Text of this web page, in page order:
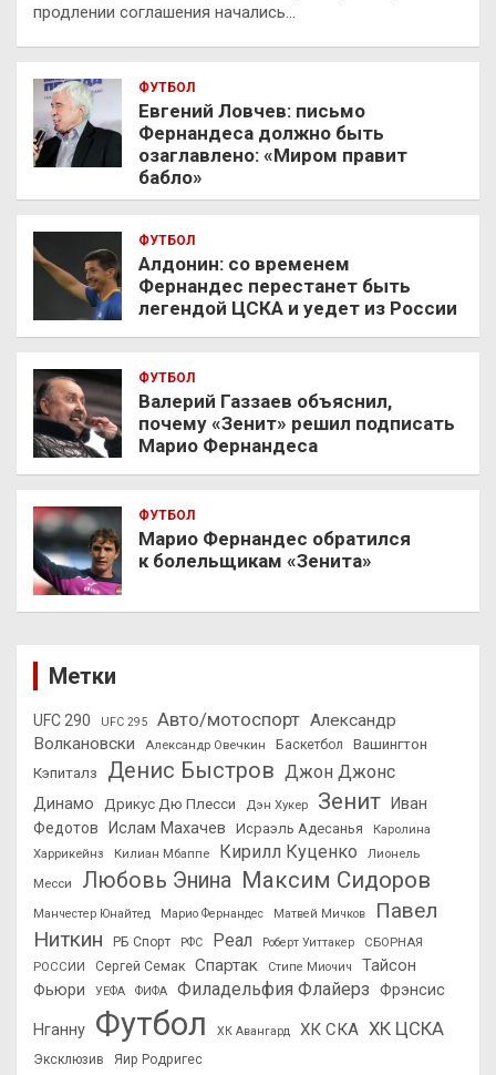
продлении соглашения начались…
ФУТБОЛ
Евгений Ловчев: письмо
Фернандеса должно быть
озаглавлено: «Миром правит
бабло»
ФУТБОЛ
Алдонин: со временем
Фернандес перестанет быть
легендой ЦСКА и уедет из России
ФУТБОЛ
Валерий Газзаев объяснил,
почему «Зенит» решил подписать
Марио Фернандеса
ФУТБОЛ
Марио Фернандес обратился
к болельщикам «Зенита»
Метки
UFC 290 UFC 295 Авто/мотоспорт Александр
Волкановски
Александр Овечкин Баскетбол
Вашингтон
Кэпиталз
Денис Быстров Джон Джонс
Динамо Дрикус Дю Плесси Дэн Хукер Зенит
Иван
Федотов
Ислам Махачев Исраэль Адесанья
Каролина
Харрикейнз
Килиан Мбаппе Кирилл Куценко
Лионель
Месси
Любовь Энина Максим Сидоров
Манчестер Юнайтед Марио Фернандес Матвей Мичков
Павел
Ниткин
РБ Спорт РФС Реал Роберт Уиттакер
СБОРНАЯ
РОССИИ
Сергей Семак Спартак Стипе Миочич
Тайсон
Фьюри
УЕФА ФИФА Филадельфия Флайерз Фрэнсис
Нганну Футбол ХК Авангард ХК СКА ХК ЦСКА
Эксклюзив Яир Родригес